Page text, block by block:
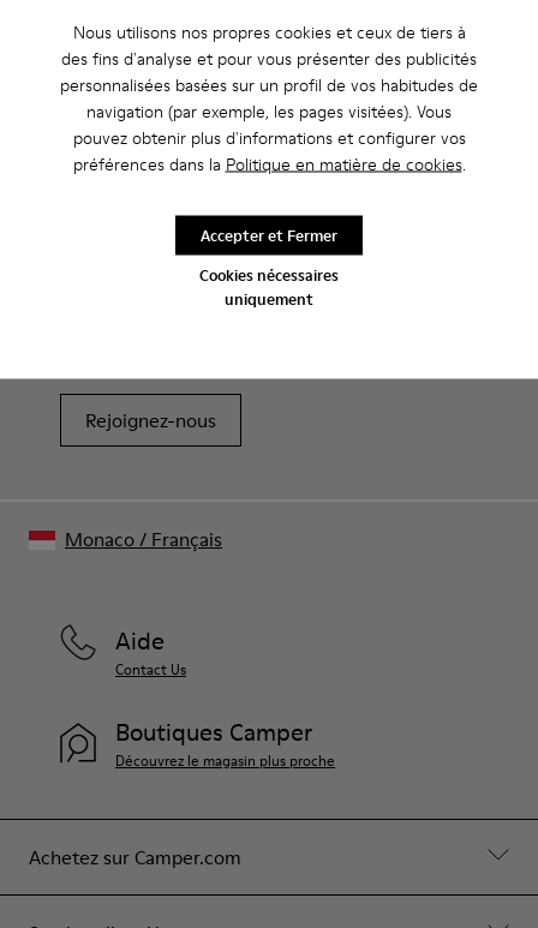
Nous utilisons nos propres cookies et ceux de tiers à
des fins d'analyse et pour vous présenter des publicités
personnalisées basées sur un profil de vos habitudes de
navigation (par exemple, les pages visitées). Vous
pouvez obtenir plus d'informations et configurer vos
préférences dans la Politique en matière de cookies.
Cookies nécessaires
uniquement
Accepter et Fermer
Caracteristiques
Hauteur talon: 7 cm.
Doublure : 100% Cuir de porc.
Entretien
de gamme soigneusement sélectionnées. L’utilisation de
produits d’entretien adaptés garantira la protection et la
durabilité accrue de vos chaussures.
des chaussures
Fin de saison : -10 % supplémentaires
Oui, vous avez bien entendu. En rejoignant notre communauté,
Rejoignez-nous
Achetez sur Camper.com
Aide
Contact Us
Boutiques Camper
Découvrez le magasin plus proche
Monaco/ Français